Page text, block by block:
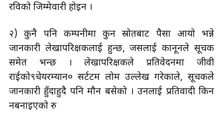
रविको जिम्मेवारी होइन ।
२) कुनै पनि कम्पनीमा कुन स्रोतबाट पैसा आयो भन्ने
जानकारी लेखापरिक्षकलाई हुन्छ, जसलाई कानूनले सूचक
समेत भन्छ । लेखापरिक्षकले प्रतिवेदनमा जीवी
राईको९चेयरम्यान० सर्टटम लोम उल्लेख गरेकाले, सूचकले
जानकारी हुँदाहुदै पनि मौन बसेको । उनलाई प्रतिवादी किन
नबनाइएको रु